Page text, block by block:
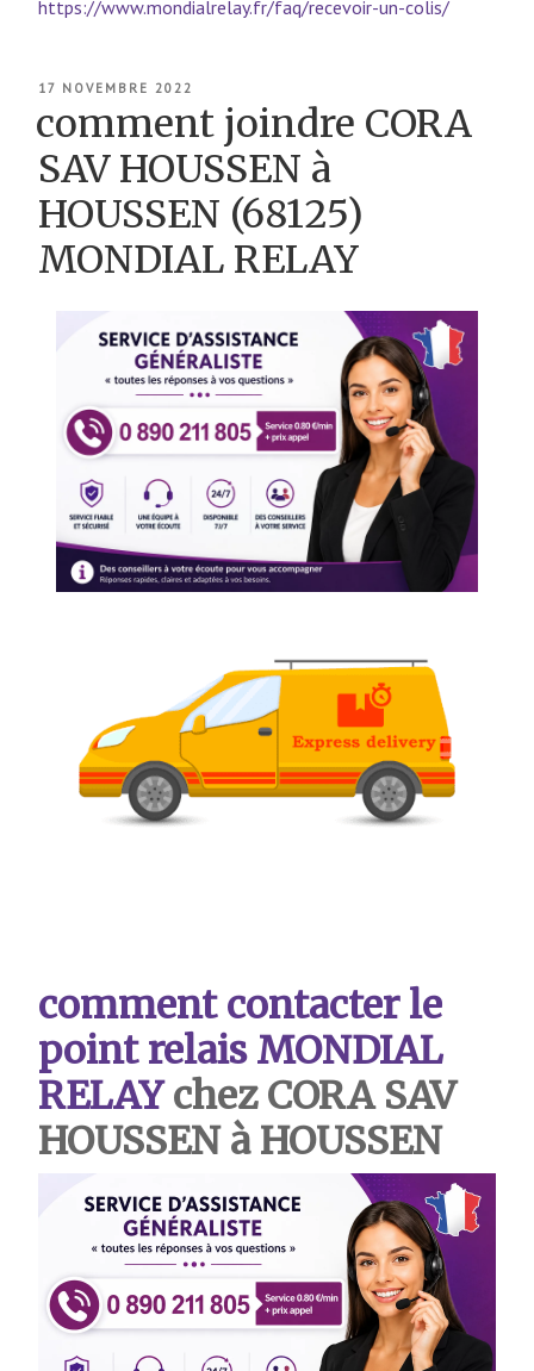
https://www.mondialrelay.fr/faq/recevoir-un-colis/
PUBLIÉ
17 NOVEMBRE 2022
comment joindre CORA
SAV HOUSSEN à
HOUSSEN (68125)
MONDIAL RELAY
comment contacter le
point relais MONDIAL
RELAYchez CORA SAV
HOUSSEN à HOUSSEN